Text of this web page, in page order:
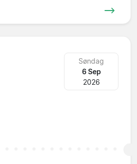
Søndag
6 Sep
2026